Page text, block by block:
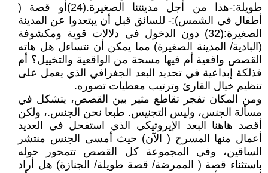
طويلة:-هذا من أجل مدينتنا الصغيرة.(24)أو قصة (
أطفال في الشمس):- للسائق قبل أن يبتعدوا عن المدينة
الصغيرة:(32) دون الدخول في دلالات قوية ومكشوفة
(البادية/ المدينة الصغيرة) مما يمكن أن نتساءل هل هاته
القصص واقعية أم فيها مسحة من الواقعية والتخييل؟ أم
فذلكة إبداعية في تحديد البعد الجغرافي الذي يعمل على
تنظيم خيال القارئ وترتيب معطيات تصوره.
ومن المكان تفجر تقاطع مثير بين القصص، يتشكل في
مسألة الجنس، وليس التجنيس. طبعا نحن الجنس.، ولكن
أقصد هاهنا البعد الإيروتيكي الذي استفحل في العديد
أعمال منها المسرح ( الآن) حيث أمسى الجنس منتشر
الساقين، وفي المجموعة كل القصص تتمحور حوله
باستثناء قصة ( الممرضة/ قصة طويلة/ الجنازة) هل أراد